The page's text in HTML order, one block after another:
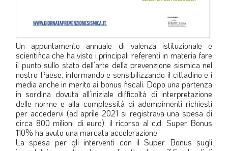
Un appuntamento annuale di valenza istituzionale e
scientifica che ha visto i principali referenti in materia fare
il punto sullo stato dell’arte della prevenzione sismica nel
nostro Paese, informando e sensibilizzando il cittadino e i
media anche in merito ai bonus fiscali. Dopo una partenza
in sordina dovuta all’iniziale difficoltà di interpretazione
delle norme e alla complessità di adempimenti richiesti
per accedervi (ad aprile 2021 si registrava una spesa di
circa 800 milioni di euro), il ricorso al c.d. Super Bonus
110% ha avuto una marcata accelerazione.
La spesa per gli interventi con il Super Bonus sugli